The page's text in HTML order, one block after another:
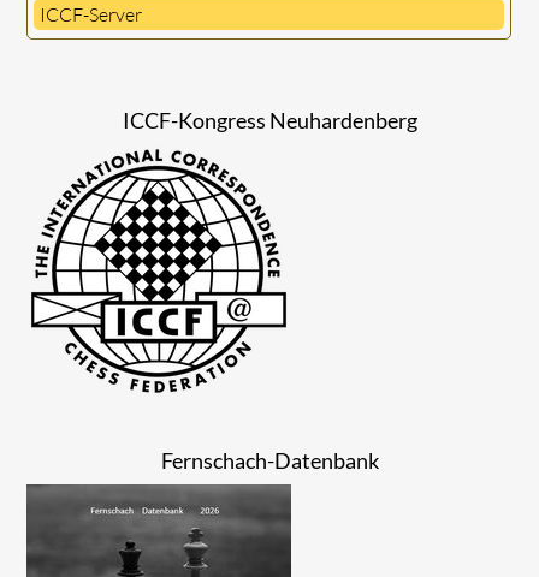
ICCF-Server
ICCF-Kongress Neuhardenberg
Fernschach-Datenbank